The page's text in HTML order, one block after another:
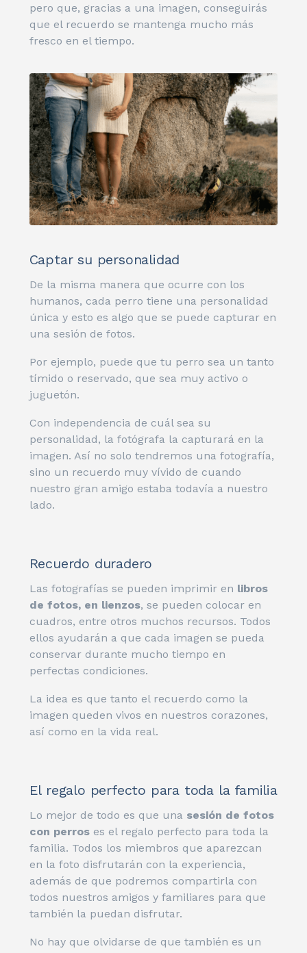
pero que, gracias a una imagen, conseguirás
que el recuerdo se mantenga mucho más
fresco en el tiempo.
Captar su personalidad
De la misma manera que ocurre con los
humanos, cada perro tiene una personalidad
única y esto es algo que se puede capturar en
una sesión de fotos.
Por ejemplo, puede que tu perro sea un tanto
tímido o reservado, que sea muy activo o
juguetón.
Con independencia de cuál sea su
personalidad, la fotógrafa la capturará en la
imagen. Así no solo tendremos una fotografía,
sino un recuerdo muy vívido de cuando
nuestro gran amigo estaba todavía a nuestro
lado.
Recuerdo duradero
Las fotografías se pueden imprimir en libros
de fotos, en lienzos, se pueden colocar en
cuadros, entre otros muchos recursos. Todos
ellos ayudarán a que cada imagen se pueda
conservar durante mucho tiempo en
perfectas condiciones.
La idea es que tanto el recuerdo como la
imagen queden vivos en nuestros corazones,
así como en la vida real.
El regalo perfecto para toda la familia
Lo mejor de todo es que una sesión de fotos
con perroses el regalo perfecto para toda la
familia. Todos los miembros que aparezcan
en la foto disfrutarán con la experiencia,
además de que podremos compartirla con
todos nuestros amigos y familiares para que
también la puedan disfrutar.
No hay que olvidarse de que también es un